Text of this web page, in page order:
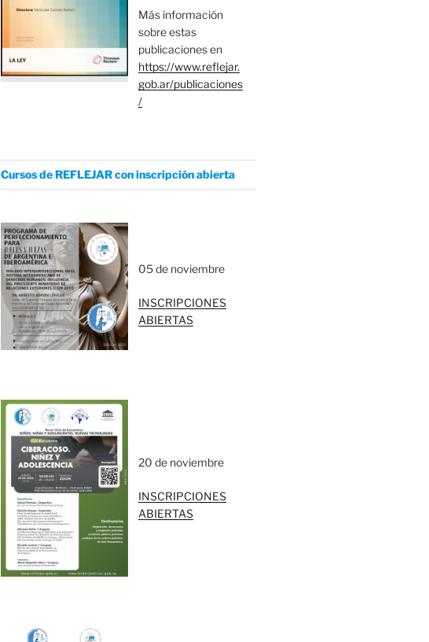
Más información
sobre estas
publicaciones en
https://www.reflejar.
gob.ar/publicaciones
/
Cursos de REFLEJAR con inscripción abierta
05 de noviembre
INSCRIPCIONES
ABIERTAS
20 de noviembre
INSCRIPCIONES
ABIERTAS